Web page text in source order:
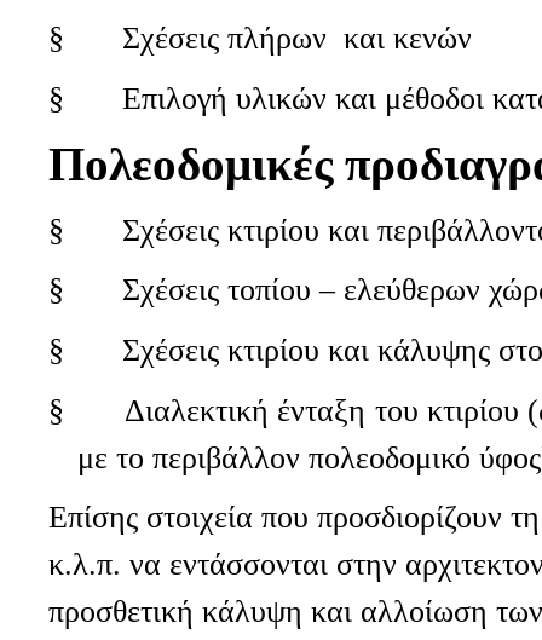
§
Σχέσεις πλήρων και κενών
§
Επιλογή υλικών και μέθοδοι
Πολεοδομικές
§
Σχέσεις κτιρίου και
§
Σχέσεις τοπίου – ελεύθερων
§
Σχέσεις κτιρίου και κάλυψης
§
Διαλεκτική ένταξη του
με το περιβάλλον πολεοδομικό
Επίσης στοιχεία που προσδιορίζουν
κ.λ.π. να εντάσσονται στην
προσθετική κάλυψη και αλλοίωση